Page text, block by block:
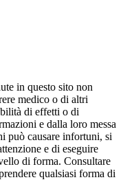
in questo sito non
medico o di altri
di effetti o di
e dalla loro messa
può causare infortuni, si
e di eseguire
di forma. Consultare
qualsiasi forma di